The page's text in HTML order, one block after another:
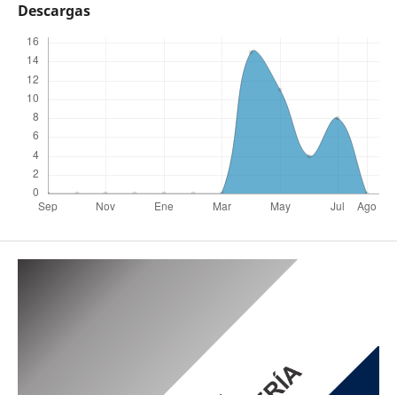
Descargas